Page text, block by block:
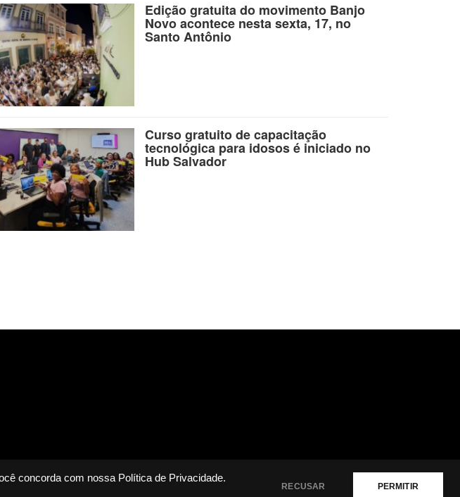
concorda com nossa Política de Privacidade.
RECUSAR PERMITIR
Edição gratuita do movimento Banjo
Novo acontece nesta sexta, 17, no
Santo Antônio
Curso gratuito de capacitação
tecnológica para idosos é iniciado no
Hub Salvador
Cultura & Arte Educação